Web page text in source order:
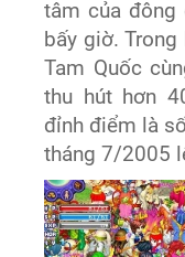
tâm của
bấy giờ.Trong
Tam Quốc
thu hút hơn
đỉnh điểm là
tháng 7/2005